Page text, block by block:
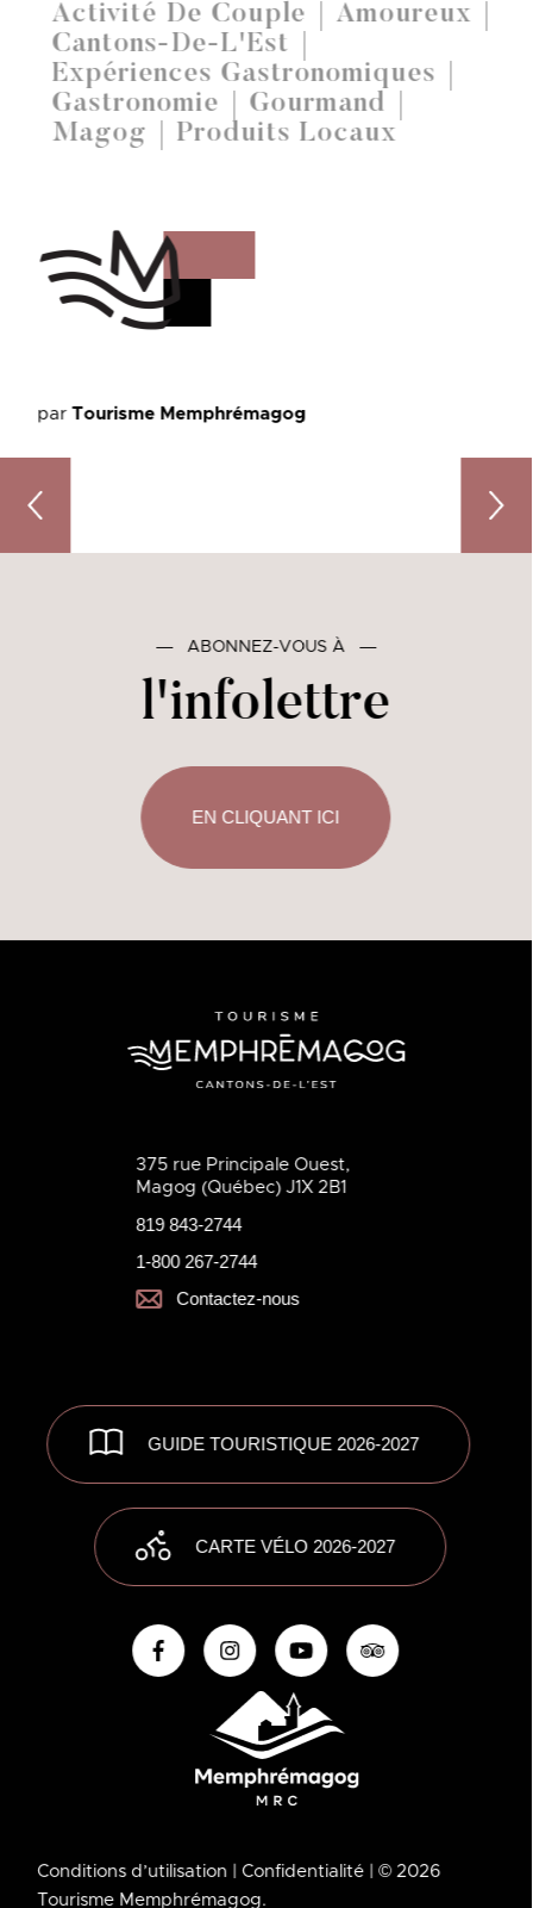
Activité De Couple Amoureux
Cantons-De-L'Est
Expériences Gastronomiques
Gastronomie Gourmand
Magog Produits Locaux
parTourisme Memphrémagog
Pâques en mode brunch : 5 endroits gourmands à La
― ABONNEZ-VOUS À ―
l'infolettre
EN CLIQUANT ICI
375 rue Principale Ouest,
Magog (Québec) J1X 2B1
819 843-2744
1-800 267-2744
Contactez-nous
GUIDE TOURISTIQUE 2026-2027
CARTE VÉLO 2026-2027
Conditions d’utilisation | Confidentialité | © 2026
Tourisme Memphrémagog.